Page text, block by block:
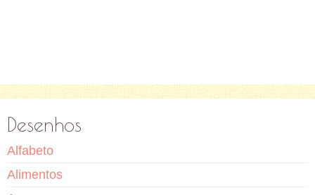
Desenhos
Alfabeto
Alimentos